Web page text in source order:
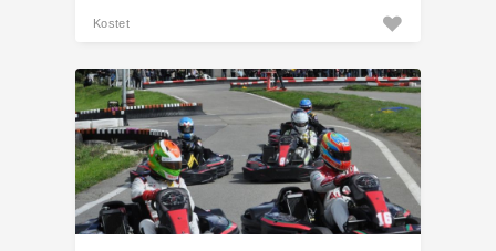
Kostet